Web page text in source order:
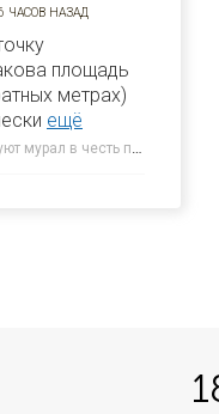
ЧАСОВ НАЗАД
площадь
метрах)
ещё
В центре Курска рисуют мурал в честь погибшего 5-летнего Толи » 46ТВ Курское Интернет Телевидение